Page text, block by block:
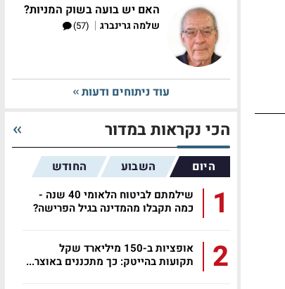
האם יש בועה בשוק המניות?
שלמה גרינברג |
(57)
עוד ניתוחים ודעות
הכי נקראות במדור
היום השבוע החודש
1
שילמתם לביטוח הלאומי 40 שנה -
כמה תקבלו מהמדינה בגיל הפרישה?
2
אופציות ב-150 מיליארד שקל
תקועות בהייטק: כך מתכננים באוצר...